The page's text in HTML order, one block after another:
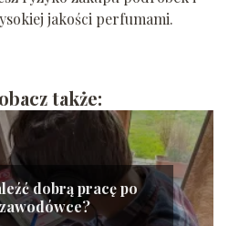
jakości perfumami.
także:
dobrą pracę po
zawodówce?